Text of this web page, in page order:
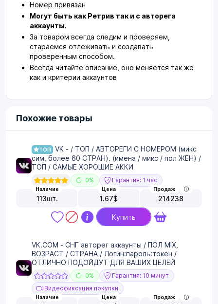
Номер привязан
Могут быть как Ретрив так и с авторега
аккаунты.
За товаром всегда следим и проверяем,
стараемся отлеживать и создавать
проверенным способом.
Всегда читайте описание, оно меняется так же
как и критерии аккаунтов
Похожие товары
ТОП
VK - / ТОП / АВТОРЕГИ С НОМЕРОМ (микс
сим, более 60 СТРАН). (имена / микс / пол ЖЕН) /
ТОП / САМЫЕ ХОРОШИЕ АККИ
0% Гарантия: 1 час
Наличие
113шт.
Цена
1.67$
Продаж
214238
Купить
VK.COM - СНГ авторег аккаунты / ПОЛ MIX,
ВОЗРАСТ / СТРАНА / Логин:пароль:токен /
ОТЛИЧНО ПОДОЙДУТ ДЛЯ ВАШИХ ЦЕЛЕЙ
0%
Гарантия: 10 минут
Видеофиксация покупки
Наличие Цена Продаж